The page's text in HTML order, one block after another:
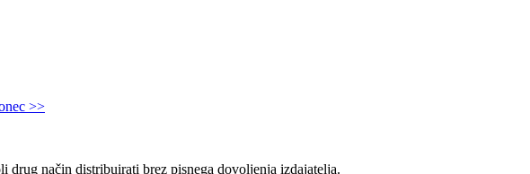
>>
način distribuirati brez pisnega dovoljenja izdajatelja.